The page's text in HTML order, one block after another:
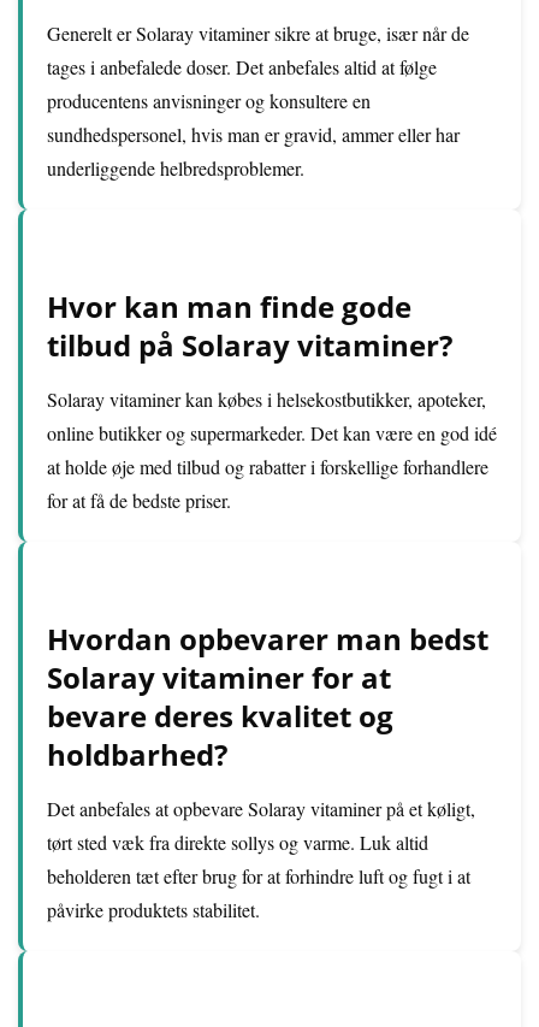
Generelt er Solaray vitaminer sikre at bruge, især når de
tages i anbefalede doser. Det anbefales altid at følge
producentens anvisninger og konsultere en
sundhedspersonel, hvis man er gravid, ammer eller har
underliggende helbredsproblemer.
Hvor kan man finde gode
tilbud på Solaray vitaminer?
Solaray vitaminer kan købes i helsekostbutikker, apoteker,
online butikker og supermarkeder. Det kan være en god idé
at holde øje med tilbud og rabatter i forskellige forhandlere
for at få de bedste priser.
Hvordan opbevarer man bedst
Solaray vitaminer for at
bevare deres kvalitet og
holdbarhed?
Det anbefales at opbevare Solaray vitaminer på et køligt,
tørt sted væk fra direkte sollys og varme. Luk altid
beholderen tæt efter brug for at forhindre luft og fugt i at
påvirke produktets stabilitet.